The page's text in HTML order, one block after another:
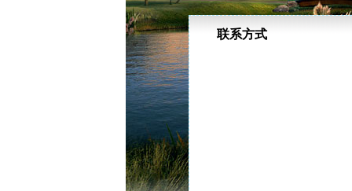
联系方式